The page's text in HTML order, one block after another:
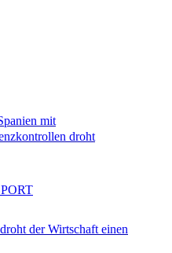
mit
droht
der Wirtschaft einen